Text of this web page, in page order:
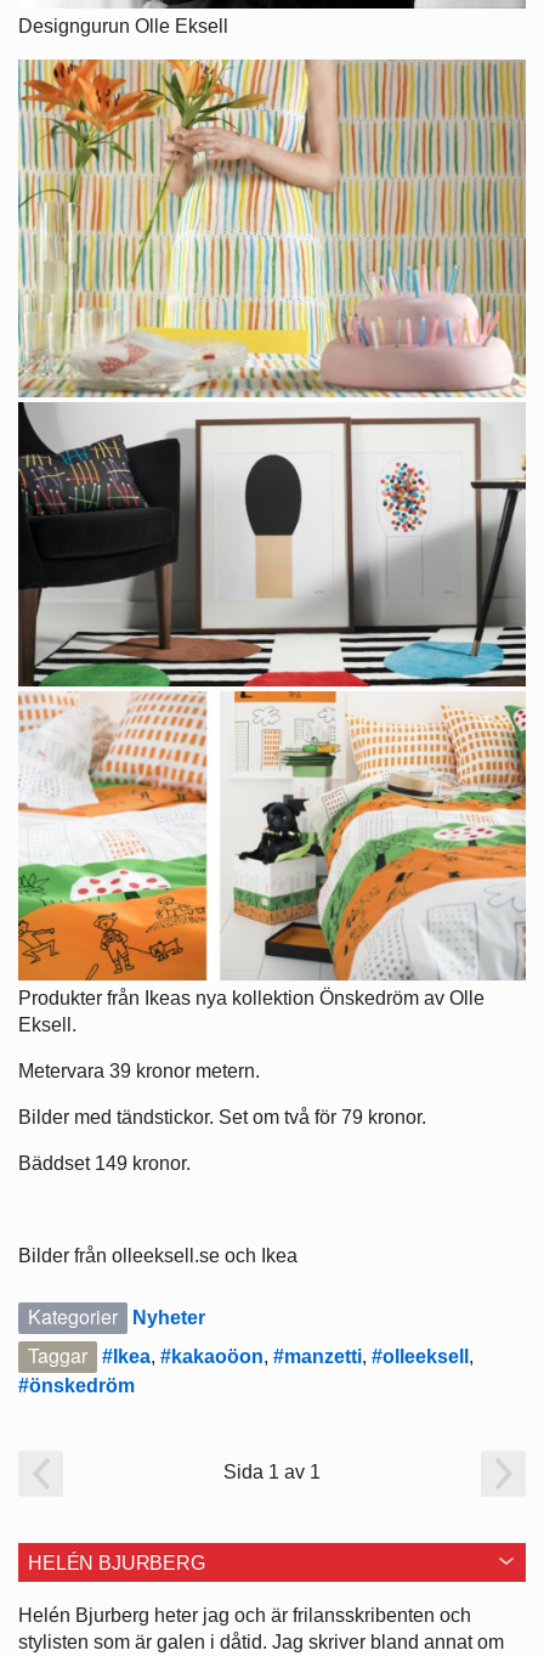
Designgurun Olle Eksell
Produkter från Ikeas nya kollektion Önskedröm av Olle
Eksell.
Metervara 39 kronor metern.
Bilder med tändstickor. Set om två för 79 kronor.
Bäddset 149 kronor.
Bilder från olleeksell.se och Ikea
Kategorier Nyheter
Taggar #Ikea, #kakaoöon, #manzetti, #olleeksell ,
#önskedröm
Sida 1 av 1
HELÉN BJURBERG
Helén Bjurberg heter jag och är frilansskribenten och
stylisten som är galen i dåtid. Jag skriver bland annat om